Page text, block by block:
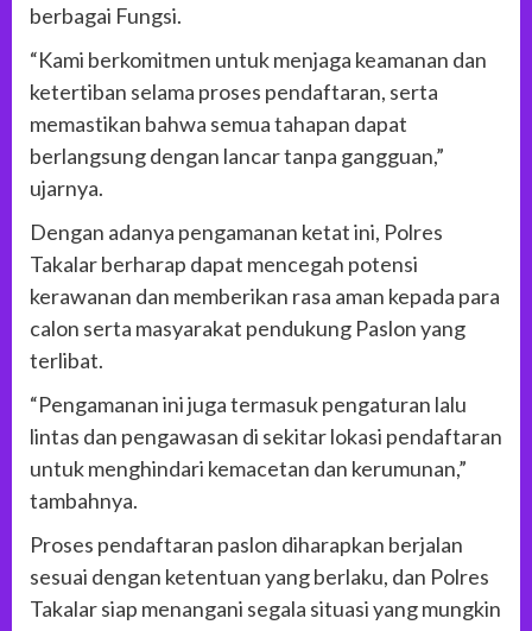
berbagai Fungsi.
“Kami berkomitmen untuk menjaga keamanan dan
ketertiban selama proses pendaftaran, serta
memastikan bahwa semua tahapan dapat
berlangsung dengan lancar tanpa gangguan,”
ujarnya.
Dengan adanya pengamanan ketat ini, Polres
Takalar berharap dapat mencegah potensi
kerawanan dan memberikan rasa aman kepada para
calon serta masyarakat pendukung Paslon yang
terlibat.
“Pengamanan ini juga termasuk pengaturan lalu
lintas dan pengawasan di sekitar lokasi pendaftaran
untuk menghindari kemacetan dan kerumunan,”
tambahnya.
Proses pendaftaran paslon diharapkan berjalan
sesuai dengan ketentuan yang berlaku, dan Polres
Takalar siap menangani segala situasi yang mungkin